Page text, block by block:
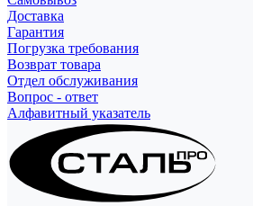
Доставка
Гарантия
Погрузка требования
Возврат товара
Отдел обслуживания
Вопрос - ответ
Алфавитный указатель